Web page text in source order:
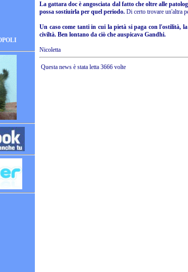
La gattara doc è angosciata dal fatto che oltre alle
possa sostiuirla per quel periodo. Di certo trovare un'altra
Un caso come tanti in cui la pietà si paga con l'ostilità,
civiltà. Ben lontano da ciò che auspicava Gandhi.
Nicoletta
Questa news è stata letta 3666 volte